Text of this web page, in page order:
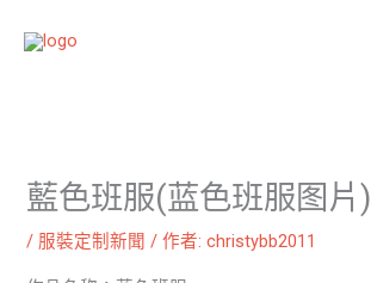
藍色班服(蓝色班服图片)
/ 服裝定制新聞 / 作者:christybb2011